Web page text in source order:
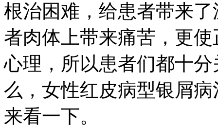
根治困难，给患者带来
者肉体上带来痛苦，更
心理，所以患者们都十
么，女性红皮病型银屑
来看一下。